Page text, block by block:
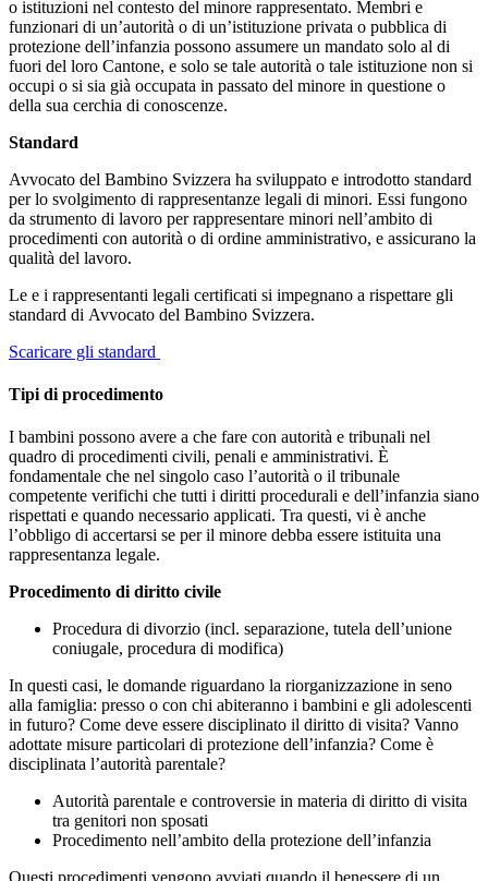
o istituzioni nel contesto del minore rappresentato. Membri e
funzionari di un’autorità o di un’istituzione privata o pubblica di
protezione dell’infanzia possono assumere un mandato solo al di
fuori del loro Cantone, e solo se tale autorità o tale istituzione non si
occupi o si sia già occupata in passato del minore in questione o
della sua cerchia di conoscenze.
Standard
Avvocato del Bambino Svizzera ha sviluppato e introdotto standard
per lo svolgimento di rappresentanze legali di minori. Essi fungono
da strumento di lavoro per rappresentare minori nell’ambito di
procedimenti con autorità o di ordine amministrativo, e assicurano la
qualità del lavoro.
Le e i rappresentanti legali certificati si impegnano a rispettare gli
standard di Avvocato del Bambino Svizzera.
Scaricare gli standard
Tipi di procedimento
I bambini possono avere a che fare con autorità e tribunali nel
quadro di procedimenti civili, penali e amministrativi. È
fondamentale che nel singolo caso l’autorità o il tribunale
competente verifichi che tutti i diritti procedurali e dell’infanzia siano
rispettati e quando necessario applicati. Tra questi, vi è anche
l’obbligo di accertarsi se per il minore debba essere istituita una
rappresentanza legale.
Procedimento di diritto civile
Procedura di divorzio (incl. separazione, tutela dell’unione
coniugale, procedura di modifica)
In questi casi, le domande riguardano la riorganizzazione in seno
alla famiglia: presso o con chi abiteranno i bambini e gli adolescenti
in futuro? Come deve essere disciplinato il diritto di visita? Vanno
adottate misure particolari di protezione dell’infanzia? Come è
disciplinata l’autorità parentale?
Autorità parentale e controversie in materia di diritto di visita
tra genitori non sposati
Procedimento nell’ambito della protezione dell’infanzia